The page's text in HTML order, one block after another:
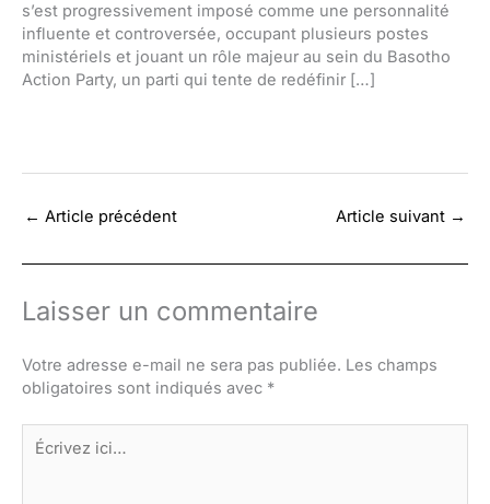
s’est progressivement imposé comme une personnalité
influente et controversée, occupant plusieurs postes
ministériels et jouant un rôle majeur au sein du Basotho
Action Party, un parti qui tente de redéfinir […]
← Article précédent Article suivant →
Laisser un commentaire
Votre adresse e-mail ne sera pas publiée. Les champs
obligatoires sont indiqués avec *
Écrivez
ici…